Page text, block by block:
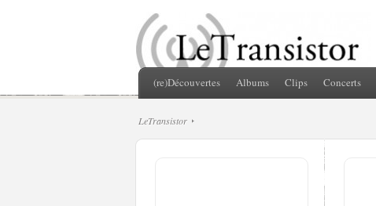
(re)Découvertes Albums Clips Concerts
LeTransistor